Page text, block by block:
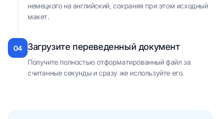
немецкого на английский, сохраняя при этом исходный
макет.
04 Загрузите переведенный документ
Получите полностью отформатированный файл за
считанные секунды и сразу же используйте его.